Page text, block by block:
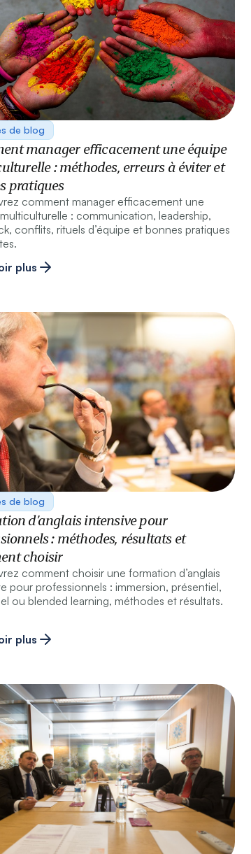
de blog
manager efficacement une équipe
: méthodes, erreurs à éviter et
pratiques
comment manager efficacement une
: communication, leadership,
conflits, rituels d’équipe et bonnes pratiques
plus
de blog
d’anglais intensive pour
: méthodes, résultats et
choisir
comment choisir une formation d’anglais
pour professionnels : immersion, présentiel,
ou blended learning, méthodes et résultats.
plus